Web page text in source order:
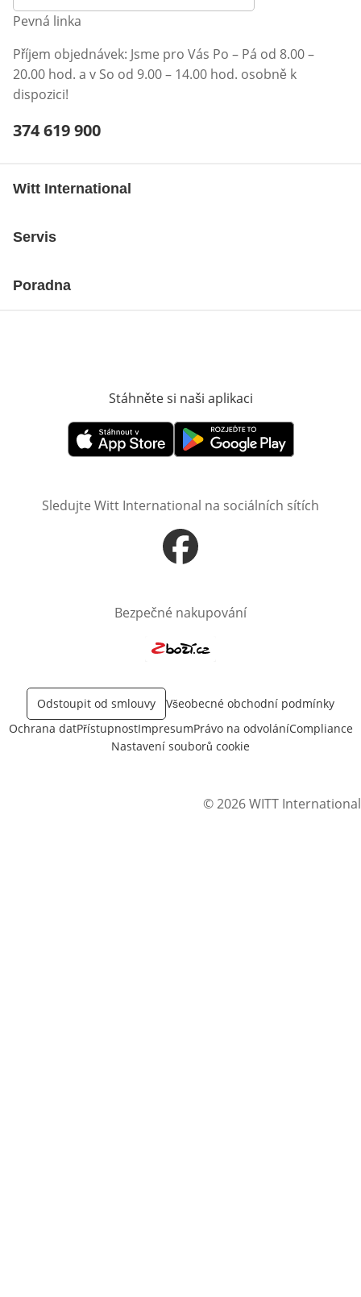
Pevná linka
Příjem objednávek: Jsme pro Vás Po – Pá od 8.00 –
20.00 hod. a v So od 9.00 – 14.00 hod. osobně k
dispozici!
Telefonní číslo:
374 619 900
Witt International
Servis
Poradna
Stáhněte si naši aplikaci
Otevře v novém okněOtevře v novém okně
Sledujte Witt International na sociálních sítích
Otevře v novém okně
Bezpečné nakupování
Odstoupit od smlouvy
Všeobecné obchodní podmínky
Ochrana datPřístupnostImpresumPrávo na odvoláníCompliance
Nastavení souborů cookie
© 2026 WITT International